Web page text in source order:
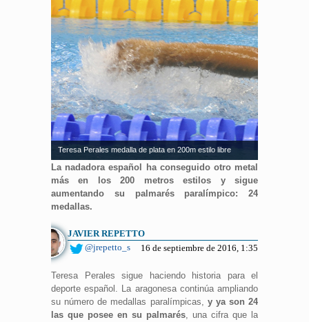
Teresa Perales medalla de plata en 200m estilo libre
La nadadora español ha conseguido otro metal
más en los 200 metros estilos y sigue
aumentando su palmarés paralímpico: 24
medallas.
JAVIER REPETTO
@jrepetto_s
16 de septiembre de 2016, 1:35
Teresa Perales sigue haciendo historia para el
deporte español. La aragonesa continúa ampliando
su número de medallas paralímpicas, y ya son 24
las que posee en su palmarés, una cifra que la